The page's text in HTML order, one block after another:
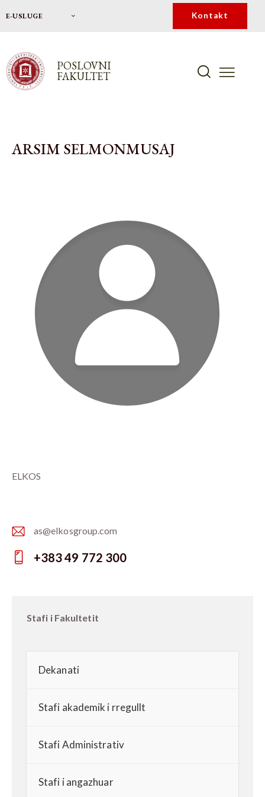
E-USLUGE Kontakt
POSLOVNI
FAKULTET
ARSIM SELMONMUSAJ
ELKOS
E-
m
as@elkosgroup.com
+383 49 772 300
Stafi i Fakultetit
Dekanati
Stafi akademik i rregullt
Stafi Administrativ
Stafi i angazhuar